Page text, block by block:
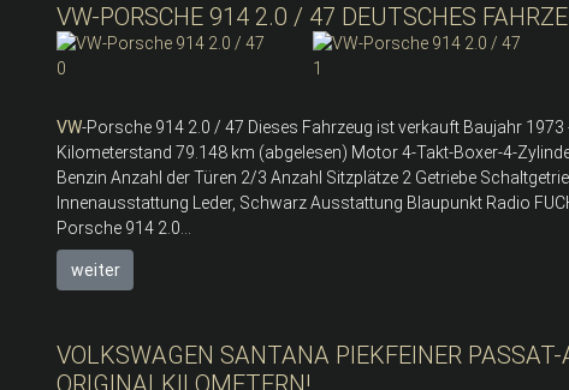
VW-PORSCHE 914 2.0 / 47 DEUTSCHES
VW-Porsche 914 2.0 / 47 Dieses Fahrzeug ist verkauft Baujahr
Kilometerstand 79.148 km (abgelesen) Motor 4-Takt-Boxer-4-
Benzin Anzahl der Türen 2/3 Anzahl Sitzplätze 2 Getriebe
Innenausstattung Leder, Schwarz Ausstattung Blaupunkt Radio
Porsche 914 2.0...
weiter
VOLKSWAGEN SANTANA PIEKFEINER
ORIGINALKILOMETERN!